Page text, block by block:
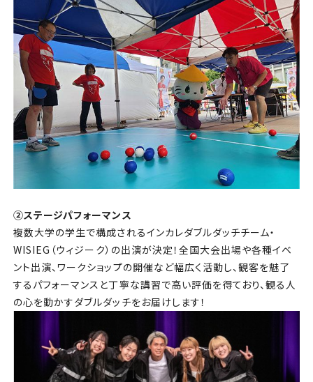
②ステージパフォーマンス
複数大学の学生で構成されるインカレダブルダッチチーム・
WISIEG （ウィジーク）の出演が決定！全国大会出場や各種イベ
ント出演、ワークショップの開催など幅広く活動し、観客を魅了
するパフォーマンスと丁寧な講習で高い評価を得ており、観る人
の心を動かすダブルダッチをお届けします！